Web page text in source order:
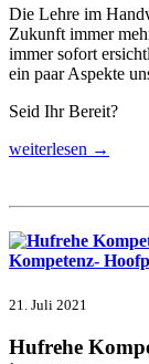
Die Lehre im
Zukunft immer
immer sofort
ein paar Aspekte
Seid Ihr Bereit?
weiterlesen →
Kompetenz-
21. Juli 2021
Hufrehe